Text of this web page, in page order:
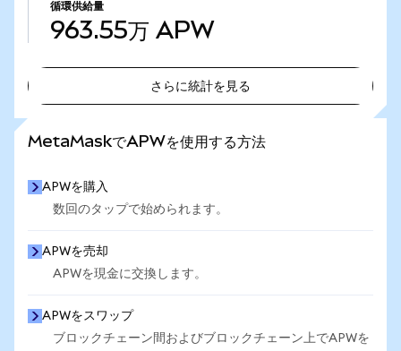
循環供給量
963.55万 APW
さらに統計を見る
MetaMaskでAPWを使用する方法
APWを購入
数回のタップで始められます。
APWを売却
APWを現金に交換します。
APWをスワップ
ブロックチェーン間およびブロックチェーン上でAPWを